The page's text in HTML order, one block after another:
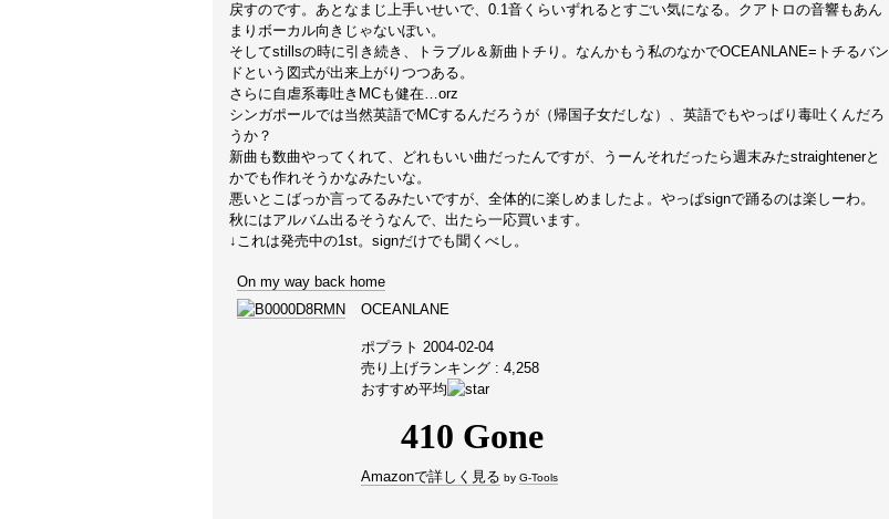
戻すのです。あとなまじ上手いせいで、0.1音くらいずれるとすごい気になる。クアトロの音響もあん
まりボーカル向きじゃないぽい。
そしてstillsの時に引き続き、トラブル＆新曲トチり。なんかもう私のなかでOCEANLANE=トチるバン
ドという図式が出来上がりつつある。
さらに自虐系毒吐きMCも健在…orz
シンガポールでは当然英語でMCするんだろうが（帰国子女だしな）、英語でもやっぱり毒吐くんだろ
うか？
新曲も数曲やってくれて、どれもいい曲だったんですが、うーんそれだったら週末みたstraightenerと
かでも作れそうかなみたいな。
悪いとこばっか言ってるみたいですが、全体的に楽しめましたよ。やっぱsignで踊るのは楽しーわ。
秋にはアルバム出るそうなんで、出たら一応買います。
↓これは発売中の1st。signだけでも聞くべし。
On my way back home
OCEANLANE
ポプラト 2004-02-04
売り上げランキング : 4,258
おすすめ平均
Amazonで詳しく見る by G-Tools